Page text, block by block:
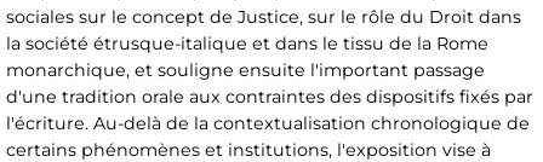
sociales sur le concept de Justice, sur le rôle du Droit dans
la société étrusque-italique et dans le tissu de la Rome
monarchique, et souligne ensuite l'important passage
d'une tradition orale aux contraintes des dispositifs fixés par
l'écriture. Au-delà de la contextualisation chronologique de
certains phénomènes et institutions, l'exposition vise à